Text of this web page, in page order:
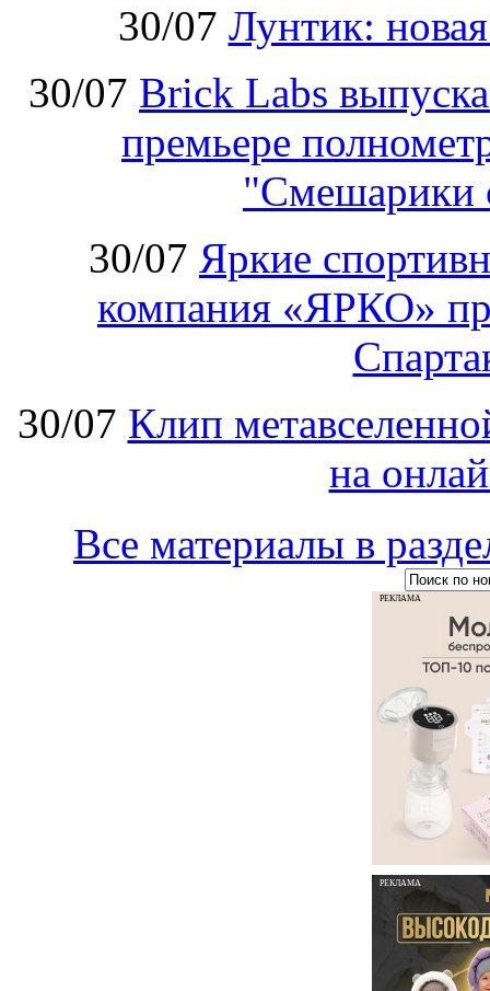
30/07 Лунтик:
30/07 Brick Labs
премьере
"Смешарики
30/07 Яркие
компания «ЯРКО»
30/07 Клип
на
Все материалы в
РЕКЛАМА
РЕКЛАМА